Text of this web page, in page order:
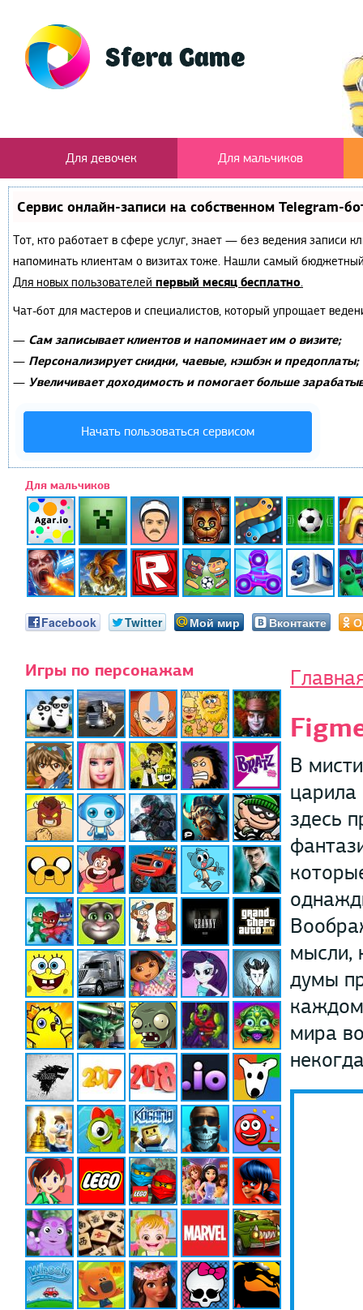
Для девочек Для мальчиков
Сервис онлайн-записи на собственном Telegram-
Тот, кто работает в сфере услуг, знает — без ведения записи
напоминать клиентам о визитах тоже. Нашли самый
Для новых пользователей первый месяц бесплатно.
Чат-бот для мастеров и специалистов, который упрощает
— Сам записывает клиентов и напоминает им о визите;
— Персонализирует скидки, чаевые, кэшбэк и предоплаты;
— Увеличивает доходимость и помогает больше
Начать пользоваться сервисом
Для мальчиков
Facebook Twitter Мой мир Вконтакте
Игры по персонажам
В
царила
здесь
мысли,
думы
мира